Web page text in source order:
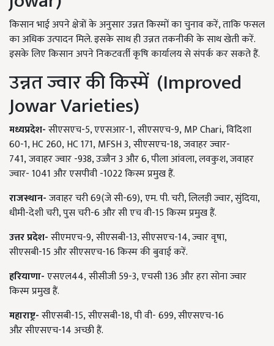
किसान भाई अपने क्षेत्रों के अनुसार उन्नत किस्मों का चुनाव करें, ताकि फसल
का अधिक उत्पादन मिले. इसके साथ ही उन्नत तकनीकी के साथ खेती करें.
इसके लिए किसान अपने निकटवर्ती कृषि कार्यालय से संपर्क कर सकते हैं.
उन्नत ज्वार की किस्में (Improved
Jowar Varieties)
मध्यप्रदेश-सीएसएच-5, एएसआर-1, सीएसएच-9, MP Chari, विदिशा
60-1, HC 260, HC 171, MFSH 3, सीएसएच-18, जवाहर ज्वार-
741, जवाहर ज्वार -938, उज्जैन 3 और 6, पीला आंवला, लवकुश, जवाहर
ज्वार- 1041 और एसपीवी -1022 किस्म प्रमुख हैं.
राजस्थान-जवाहर चरी 69(जे सी-69), एम. पी. चरी, लिलड़ी ज्वार, सुंदिया,
धीमी-देशी चरी, पुस चरी-6 और सी एच वी-15 किस्म प्रमुख हैं.
उत्तर प्रदेश-सीएमएच-9, सीएसबी-13, सीएसएच-14, ज्वार वृषा,
सीएसबी-15 और सीएसएच-16 किस्म की बुवाई करें.
हरियाणा-एसएल44, सीसीजी 59-3, एचसी 136 और हरा सोना ज्वार
किस्म प्रमुख हैं.
महाराष्ट्र-सीएसबी-15, सीएसबी-18, पी वी- 699, सीएसएच-16
औऱ सीएसएच-14 अच्छी हैं.